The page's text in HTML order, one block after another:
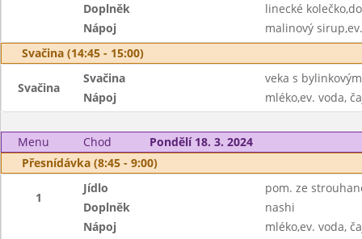
Doplněk
linecké
Nápoj
malinový
Svačina (14:45 - 15:00)
Svačina
Svačina
veka s
Nápoj
mléko,ev. voda,
Menu Chod
Pondělí 18. 3. 2024
Přesnídávka (8:45 - 9:00)
1
Jídlo
pom. ze
Doplněk
nashi
Nápoj
mléko,ev. voda,